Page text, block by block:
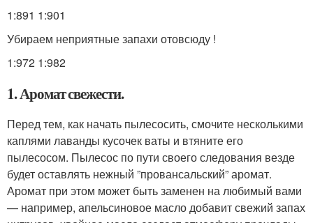
1:891 1:901
Убираем неприятные запахи отовсюду !
1:972 1:982
1. Аромат свежести.
Перед тем, как начать пылесосить, смочите несколькими
каплями лаванды кусочек ваты и втяните его
пылесосом. Пылесос по пути своего следования везде
будет оставлять нежный ”провансальский” аромат.
Аромат при этом может быть заменен на любимый вами
— например, апельсиновое масло добавит свежий запах